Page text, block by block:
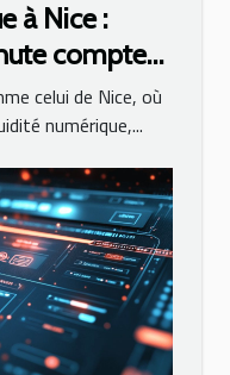
à Nice :
compte
celui de Nice, où
numérique,...